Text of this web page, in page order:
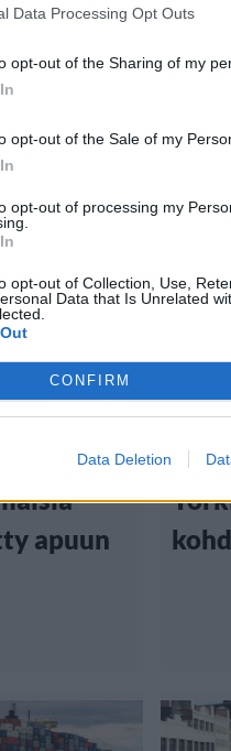
Data Processing Opt Outs
opt-out of the Sharing of my
opt-out of the Sale of my
opt-out of processing my
opt-out of Collection, Use,
Data that Is Unrelated
CONFIRM
Data Deletion
apuun